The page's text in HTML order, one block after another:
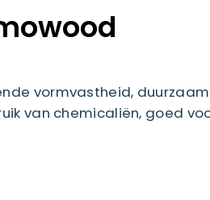
vormvastheid,
van chemicaliën, goed